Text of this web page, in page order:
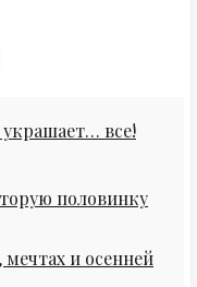
все!
половинку
мечтах и осенней